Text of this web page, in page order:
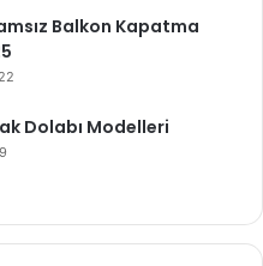
Balkon Kapatma
Dolabı Modelleri